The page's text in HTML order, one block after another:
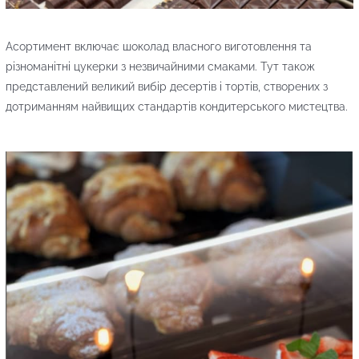
Асортимент включає шоколад власного виготовлення та
різноманітні цукерки з незвичайними смаками. Тут також
представлений великий вибір десертів і тортів, створених з
дотриманням найвищих стандартів кондитерського мистецтва.